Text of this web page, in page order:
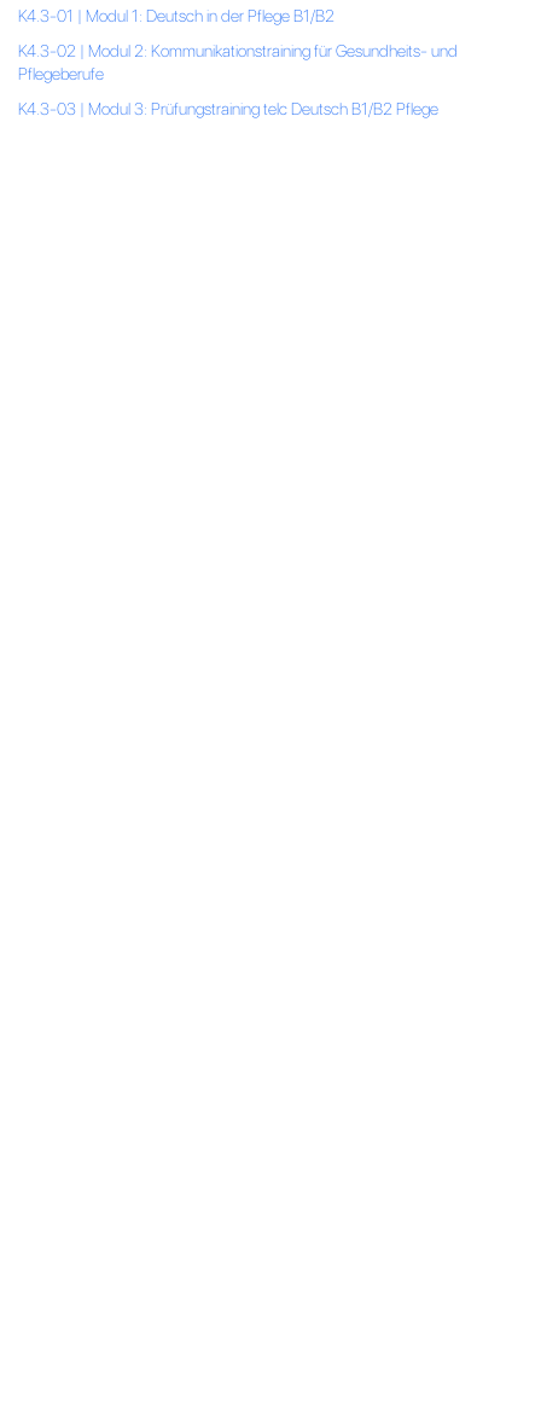
K4.3-01 | Modul 1: Deutsch in der Pflege B1/B2
K4.3-02 | Modul 2: Kommunikationstraining für Gesundheits- und
Pflegeberufe
K4.3-03 | Modul 3: Prüfungstraining telc Deutsch B1/B2 Pflege